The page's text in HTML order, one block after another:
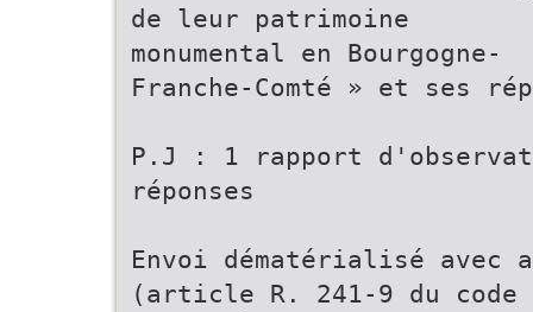
de leur patrimoine
monumental en Bourgogne-
Franche-Comté » et ses
P.J : 1 rapport
réponses
Envoi dématérialisé avec
(article R. 241-9 du